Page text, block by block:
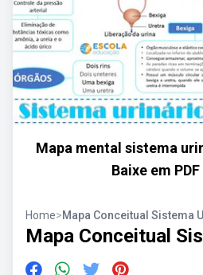
Mapa mental sistema
Baixe em
Home>Mapa Conceitual Sistema
Mapa Conceitual